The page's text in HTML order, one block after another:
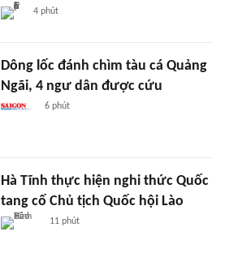
4 phút
Dông lốc đánh chìm tàu cá Quảng
Ngãi, 4 ngư dân được cứu
6 phút
Hà Tĩnh thực hiện nghi thức Quốc
tang cố Chủ tịch Quốc hội Lào
11 phút